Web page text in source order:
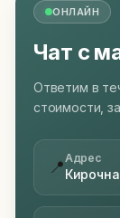
ОНЛАЙН
Чат с
Ответим в
стоимости,
📍Адрес